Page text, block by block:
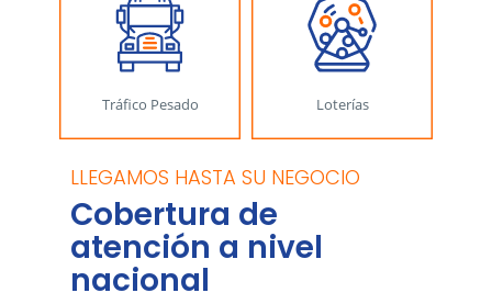
LLEGAMOS HASTA SU NEGOCIO
Cobertura de
atención a nivel
nacional